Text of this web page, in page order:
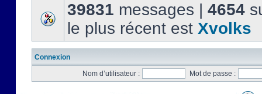
39831 messages | 4654
le plus récent est Xvolks
Connexion
Nom d’utilisateur :
Mot de passe :